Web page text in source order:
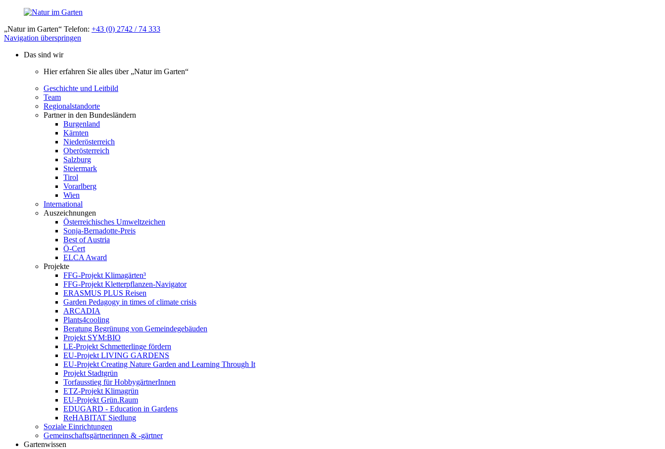
„Natur im Garten“ Telefon: +43 (0) 2742 / 74 333
Navigation überspringen
Das sind wir
Hier erfahren Sie alles über „Natur im Garten“
Geschichte und Leitbild
Team
Regionalstandorte
Partner in den Bundesländern
Burgenland
Kärnten
Niederösterreich
Oberösterreich
Salzburg
Steiermark
Tirol
Vorarlberg
Wien
International
Auszeichnungen
Österreichisches Umweltzeichen
Sonja-Bernadotte-Preis
Best of Austria
Ö-Cert
ELCA Award
Projekte
FFG-Projekt Klimagärten³
FFG-Projekt Kletterpflanzen-Navigator
ERASMUS PLUS Reisen
Garden Pedagogy in times of climate crisis
ARCADIA
Plants4cooling
Beratung Begrünung von Gemeindegebäuden
Projekt SYM:BIO
LE-Projekt Schmetterlinge fördern
EU-Projekt LIVING GARDENS
EU-Projekt Creating Nature Garden and Learning Through It
Projekt Stadtgrün
Torfausstieg für HobbygärtnerInnen
ETZ-Projekt Klimagrün
EU-Projekt Grün.Raum
EDUGARD - Education in Gardens
ReHABITAT Siedlung
Soziale Einrichtungen
Gemeinschaftsgärtnerinnen & -gärtner
Gartenwissen